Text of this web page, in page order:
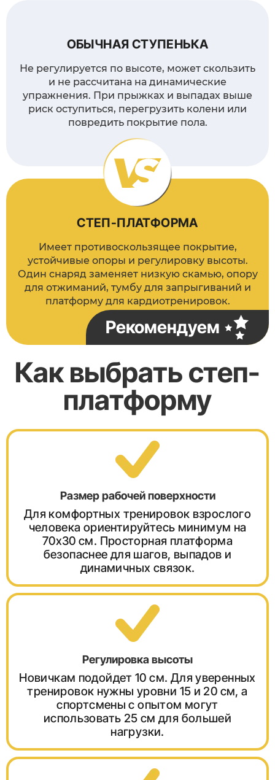
ОБЫЧНАЯ СТУПЕНЬКА
Не регулируется по высоте, может скользить
и не рассчитана на динамические
упражнения. При прыжках и выпадах выше
риск оступиться, перегрузить колени или
повредить покрытие пола.
Рекомендуем
СТЕП-ПЛАТФОРМА
Имеет противоскользящее покрытие,
устойчивые опоры и регулировку высоты.
Один снаряд заменяет низкую скамью, опору
для отжиманий, тумбу для запрыгиваний и
платформу для кардиотренировок.
Как выбрать степ-
платформу
Размер рабочей поверхности
Для комфортных тренировок взрослого
человека ориентируйтесь минимум на
70х30 см. Просторная платформа
безопаснее для шагов, выпадов и
динамичных связок.
Регулировка высоты
Новичкам подойдет 10 см. Для уверенных
тренировок нужны уровни 15 и 20 см, а
спортсмены с опытом могут
использовать 25 см для большей
нагрузки.